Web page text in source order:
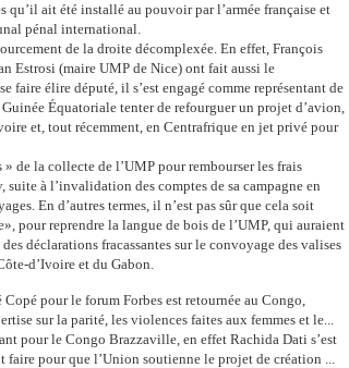
qu’il ait été installé au pouvoir par l’armée française et
pénal international.
de la droite décomplexée. En effet, François
Estrosi (maire UMP de Nice) ont fait aussi le
faire élire député, il s’est engagé comme représentant de
Équatoriale tenter de refourguer un projet d’avion,
et, tout récemment, en Centrafrique en jet privé pour
de la collecte de l’UMP pour rembourser les frais
à l’invalidation des comptes de sa campagne en
En d’autres termes, il n’est pas sûr que cela soit
pour reprendre la langue de bois de l’UMP, qui auraient
déclarations fracassantes sur le convoyage des valises
d’Ivoire et du Gabon.
pour le forum Forbes est retournée au Congo,
sur la parité, les violences faites aux femmes et le...
pour le Congo Brazzaville, en effet Rachida Dati s’est
faire pour que l’Union soutienne le projet de création ...